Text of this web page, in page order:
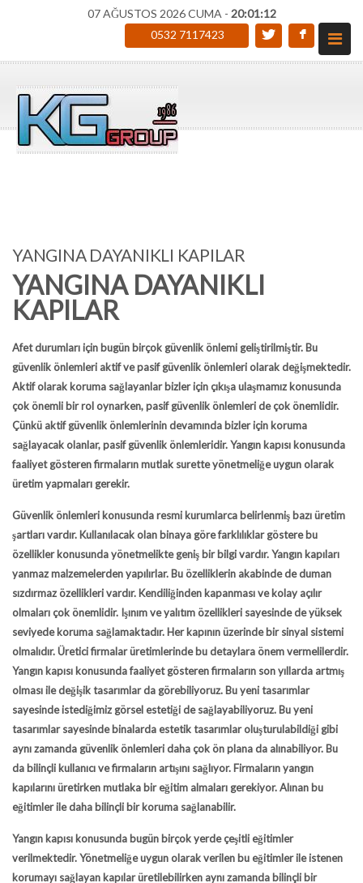
07 AĞUSTOS 2026 CUMA - 20:01:13
0532 7117423
YANGINA DAYANIKLI KAPILAR
YANGINA DAYANIKLI
KAPILAR
Afet durumları için bugün birçok güvenlik önlemi geliştirilmiştir. Bu
güvenlik önlemleri aktif ve pasif güvenlik önlemleri olarak değişmektedir.
Aktif olarak koruma sağlayanlar bizler için çıkışa ulaşmamız konusunda
çok önemli bir rol oynarken, pasif güvenlik önlemleri de çok önemlidir.
Çünkü aktif güvenlik önlemlerinin devamında bizler için koruma
sağlayacak olanlar, pasif güvenlik önlemleridir.Yangın kapısı konusunda
faaliyet gösteren firmaların mutlak surette yönetmeliğe uygun olarak
üretim yapmaları gerekir.
Güvenlik önlemleri konusunda resmi kurumlarca belirlenmiş bazı üretim
şartları vardır. Kullanılacak olan binaya göre farklılıklar göstere bu
özellikler konusunda yönetmelikte geniş bir bilgi vardır. Yangın kapıları
yanmaz malzemelerden yapılırlar. Bu özelliklerin akabinde de duman
sızdırmaz özellikleri vardır. Kendiliğinden kapanması ve kolay açılır
olmaları çok önemlidir. Işınım ve yalıtım özellikleri sayesinde de yüksek
seviyede koruma sağlamaktadır. Her kapının üzerinde bir sinyal sistemi
olmalıdır. Üretici firmalar üretimlerinde bu detaylara önem vermelilerdir.
Yangın kapısı konusunda faaliyet gösteren firmaların son yıllarda artmış
olması ile değişik tasarımlar da görebiliyoruz. Bu yeni tasarımlar
sayesinde istediğimiz görsel estetiği de sağlayabiliyoruz. Bu yeni
tasarımlar sayesinde binalarda estetik tasarımlar oluşturulabildiği gibi
aynı zamanda güvenlik önlemleri daha çok ön plana da alınabiliyor. Bu
da bilinçli kullanıcı ve firmaların artışını sağlıyor. Firmaların yangın
kapılarını üretirken mutlaka bir eğitim almaları gerekiyor. Alınan bu
eğitimler ile daha bilinçli bir koruma sağlanabilir.
Yangın kapısı konusunda bugün birçok yerde çeşitli eğitimler
verilmektedir. Yönetmeliğe uygun olarak verilen bu eğitimler ile istenen
korumayı sağlayan kapılar üretilebilirken aynı zamanda bilinçli bir